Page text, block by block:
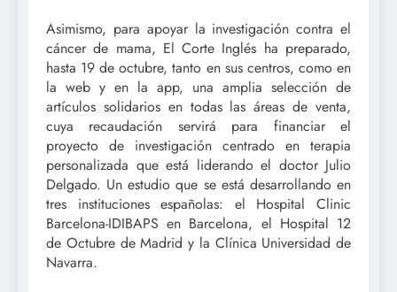
Asimismo, para apoyar la investigación contra el
cáncer de mama, El Corte Inglés ha preparado,
hasta 19 de octubre, tanto en sus centros, como en
la web y en la app, una amplia selección de
artículos solidarios en todas las áreas de venta,
cuya recaudación servirá para financiar el
proyecto de investigación centrado en terapia
personalizada que está liderando el doctor Julio
Delgado. Un estudio que se está desarrollando en
tres instituciones españolas: el Hospital Clinic
Barcelona-IDIBAPS en Barcelona, el Hospital 12
de Octubre de Madrid y la Clínica Universidad de
Navarra.